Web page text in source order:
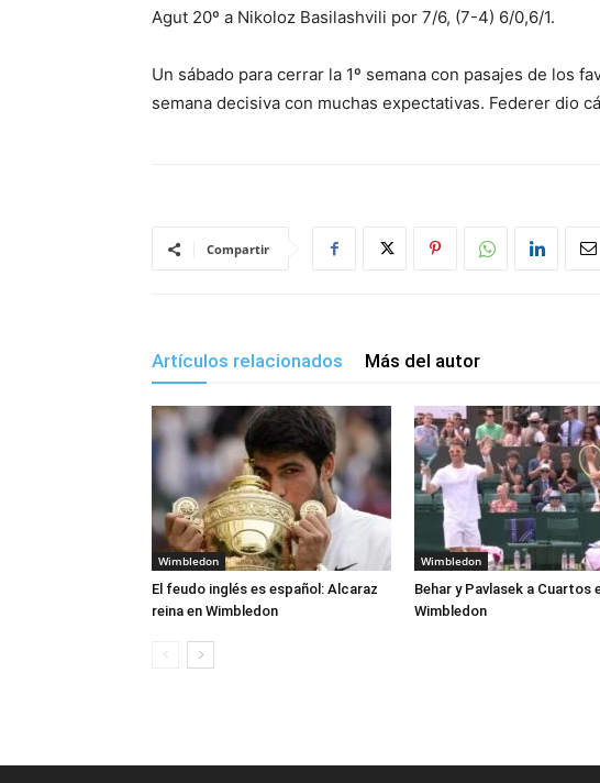
Agut 20º a Nikoloz Basilashvili por 7/6, (7-4) 6/0,6/1.
Un sábado para cerrar la 1º semana con pasajes de los
semana decisiva con muchas expectativas. Federer dio
Compartir
Artículos relacionados Más del autor
Wimbledon
El feudo inglés es español: Alcaraz
reina en Wimbledon
Wimbledon
Behar y Pavlasek a Cuartos
Wimbledon